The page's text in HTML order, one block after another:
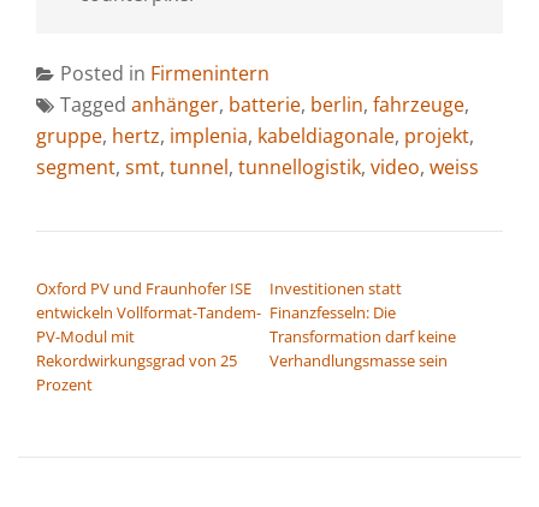
Posted in Firmenintern
Tagged anhänger, batterie, berlin, fahrzeuge,
gruppe, hertz, implenia, kabeldiagonale, projekt,
segment, smt, tunnel, tunnellogistik, video, weiss
Oxford PV und Fraunhofer ISE
entwickeln Vollformat-Tandem-
PV-Modul mit
Rekordwirkungsgrad von 25
Prozent
Investitionen statt
Finanzfesseln: Die
Transformation darf keine
Verhandlungsmasse sein